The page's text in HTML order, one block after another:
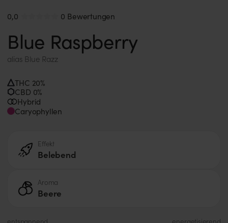
0,0 0 Bewertungen
Blue Raspberry
alias Blue Razz
THC 20%
CBD 0%
Hybrid
Caryophyllen
Effekt
Belebend
Aroma
Beere